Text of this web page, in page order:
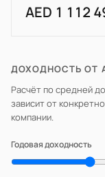
AED 1 112
ДОХОДНОСТЬ ОТ
Расчёт по средней
зависит от
компании.
Годовая доходность